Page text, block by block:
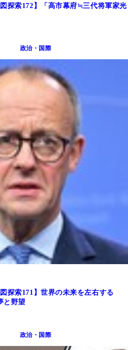
探索172】「高市幕府≒三代将軍家光
政治・国際
探索171】世界の未来を左右する
と野望
政治・国際